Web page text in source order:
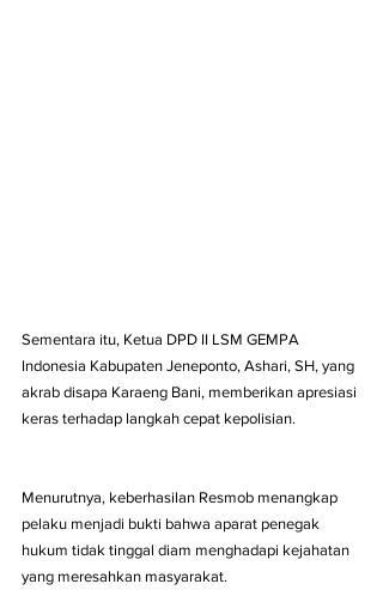
Sementara itu, Ketua DPD II LSM GEMPA
Indonesia Kabupaten Jeneponto, Ashari, SH, yang
akrab disapa Karaeng Bani, memberikan apresiasi
keras terhadap langkah cepat kepolisian.
Menurutnya, keberhasilan Resmob menangkap
pelaku menjadi bukti bahwa aparat penegak
hukum tidak tinggal diam menghadapi kejahatan
yang meresahkan masyarakat.